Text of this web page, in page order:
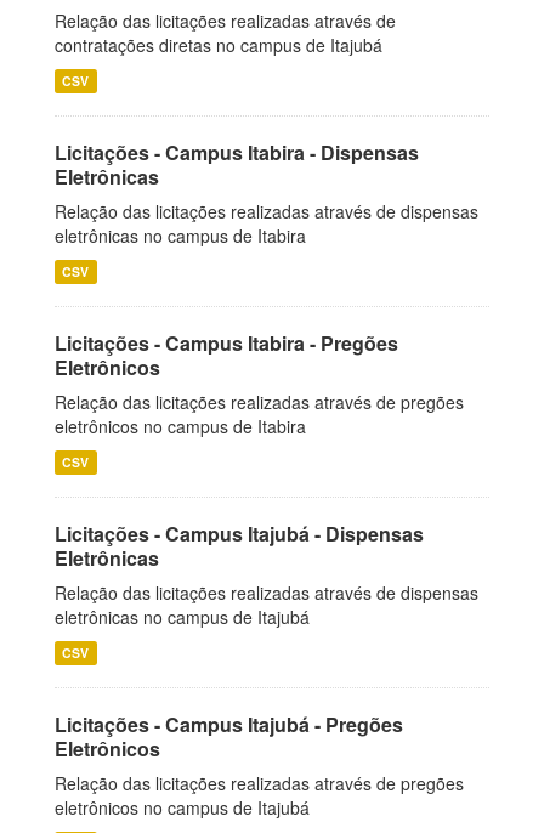
Relação das licitações realizadas através de
contratações diretas no campus de Itajubá
CSV
Licitações - Campus Itabira - Dispensas
Eletrônicas
Relação das licitações realizadas através de dispensas
eletrônicas no campus de Itabira
CSV
Licitações - Campus Itabira - Pregões
Eletrônicos
Relação das licitações realizadas através de pregões
eletrônicos no campus de Itabira
CSV
Licitações - Campus Itajubá - Dispensas
Eletrônicas
Relação das licitações realizadas através de dispensas
eletrônicas no campus de Itajubá
CSV
Licitações - Campus Itajubá - Pregões
Eletrônicos
Relação das licitações realizadas através de pregões
eletrônicos no campus de Itajubá